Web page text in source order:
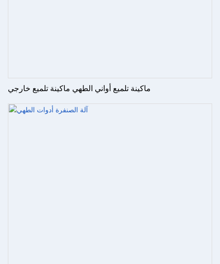
ماكينة تلميع أواني الطهي ماكينة تلميع خارجي